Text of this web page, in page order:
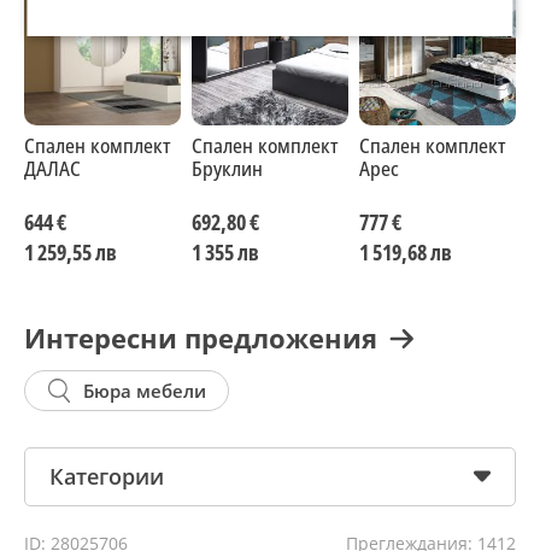
Спален комплект
ДАЛАС
644 €
1 259,55 лв
Спален комплект
Бруклин
692,80 €
1 355 лв
Спален комплект
Арес
777 €
1 519,68 лв
Интересни предложения
Бюра мебели
Категории
ID: 28025706 Преглеждания: 1412